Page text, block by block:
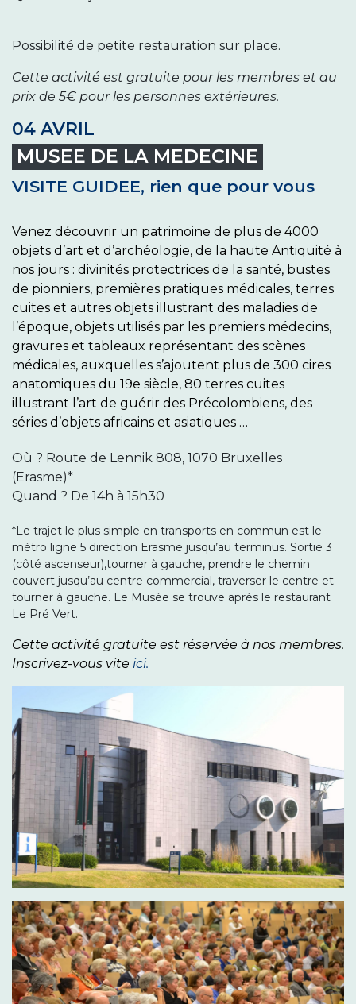
Possibilité de petite restauration sur place.
Cette activité est gratuite pour les membres et au
prix de 5€ pour les personnes extérieures.
04 AVRIL
MUSEE DE LA MEDECINE
VISITE GUIDEE, rien que pour vous
Venez découvrir un patrimoine de plus de 4000
objets d’art et d’archéologie, de la haute Antiquité à
nos jours : divinités protectrices de la santé, bustes
de pionniers, premières pratiques médicales, terres
cuites et autres objets illustrant des maladies de
l’époque, objets utilisés par les premiers médecins,
gravures et tableaux représentant des scènes
médicales, auxquelles s’ajoutent plus de 300 cires
anatomiques du 19e siècle, 80 terres cuites
illustrant l’art de guérir des Précolombiens, des
séries d’objets africains et asiatiques …
Où ? Route de Lennik 808, 1070 Bruxelles
(Erasme)*
Quand ? De 14h à 15h30
*Le trajet le plus simple en transports en commun est le
métro ligne 5 direction Erasme jusqu’au terminus. Sortie 3
(côté ascenseur),tourner à gauche, prendre le chemin
couvert jusqu’au centre commercial, traverser le centre et
tourner à gauche. Le Musée se trouve après le restaurant
Le Pré Vert.
Cette activité gratuite est réservée à nos membres.
Inscrivez-vous vite ici.